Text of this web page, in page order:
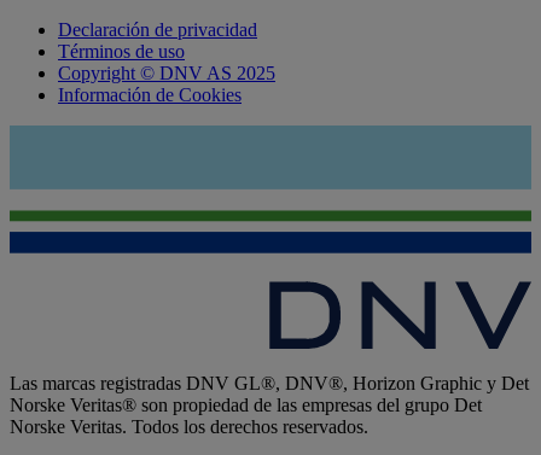
Declaración de privacidad
Términos de uso
Copyright © DNV AS 2025
Información de Cookies
Las marcas registradas DNV GL®, DNV®, Horizon Graphic y Det
Norske Veritas® son propiedad de las empresas del grupo Det
Norske Veritas. Todos los derechos reservados.